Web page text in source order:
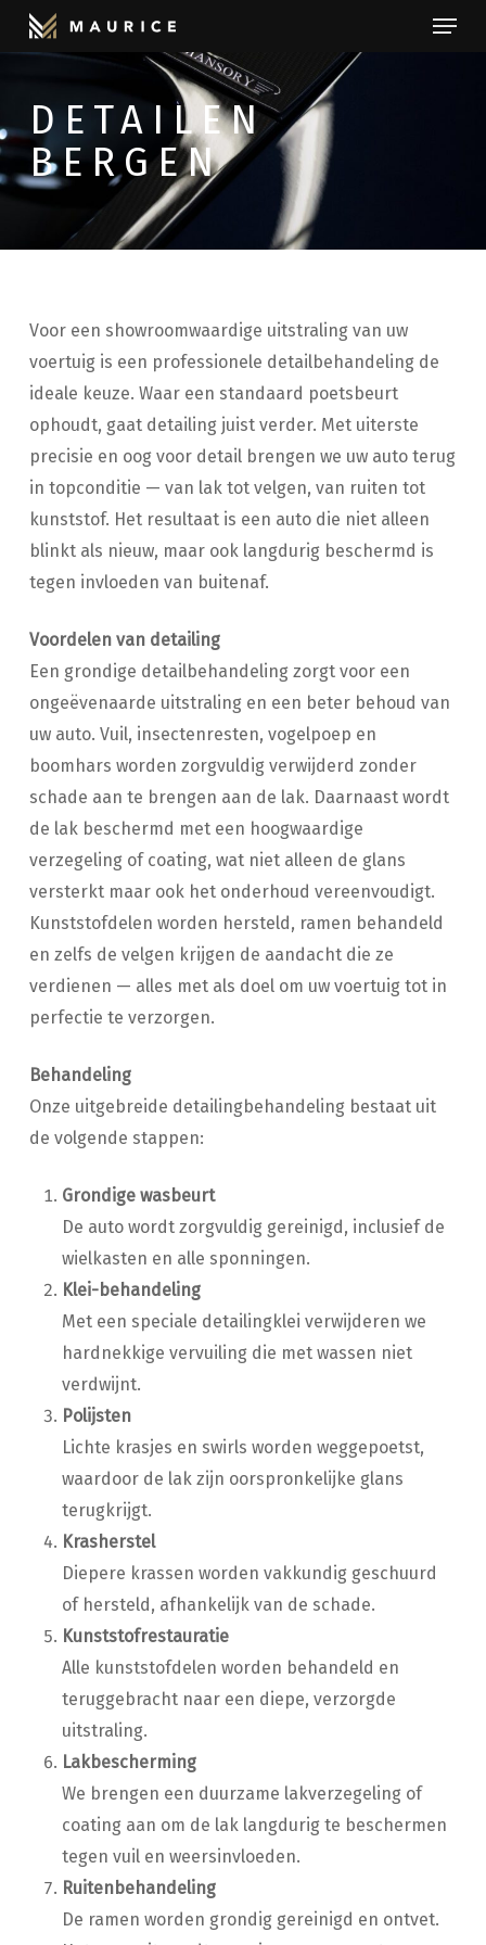
Skip
content
Menu
DETAILEN
BERGEN
Voor een showroomwaardige uitstraling van uw
voertuig is een professionele detailbehandeling de
ideale keuze. Waar een standaard poetsbeurt
ophoudt, gaat detailing juist verder. Met uiterste
precisie en oog voor detail brengen we uw auto terug
in topconditie — van lak tot velgen, van ruiten tot
kunststof. Het resultaat is een auto die niet alleen
blinkt als nieuw, maar ook langdurig beschermd is
tegen invloeden van buitenaf.
Voordelen van detailing
Een grondige detailbehandeling zorgt voor een
ongeëvenaarde uitstraling en een beter behoud van
uw auto. Vuil, insectenresten, vogelpoep en
boomhars worden zorgvuldig verwijderd zonder
schade aan te brengen aan de lak. Daarnaast wordt
de lak beschermd met een hoogwaardige
verzegeling of coating, wat niet alleen de glans
versterkt maar ook het onderhoud vereenvoudigt.
Kunststofdelen worden hersteld, ramen behandeld
en zelfs de velgen krijgen de aandacht die ze
verdienen — alles met als doel om uw voertuig tot in
perfectie te verzorgen.
Behandeling
Onze uitgebreide detailingbehandeling bestaat uit
de volgende stappen:
Grondige wasbeurt
De auto wordt zorgvuldig gereinigd, inclusief de
wielkasten en alle sponningen.
Klei-behandeling
Met een speciale detailingklei verwijderen we
hardnekkige vervuiling die met wassen niet
verdwijnt.
Polijsten
Lichte krasjes en swirls worden weggepoetst,
waardoor de lak zijn oorspronkelijke glans
terugkrijgt.
Krasherstel
Diepere krassen worden vakkundig geschuurd
of hersteld, afhankelijk van de schade.
Kunststofrestauratie
Alle kunststofdelen worden behandeld en
teruggebracht naar een diepe, verzorgde
uitstraling.
Lakbescherming
We brengen een duurzame lakverzegeling of
coating aan om de lak langdurig te beschermen
tegen vuil en weersinvloeden.
Ruitenbehandeling
De ramen worden grondig gereinigd en ontvet.